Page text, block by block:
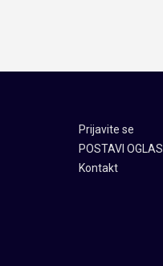
Prijavite se
POSTAVI OGLAS
Kontakt